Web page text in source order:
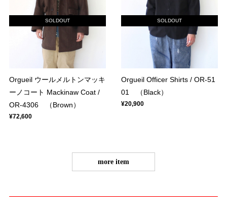
SOLDOUT
Orgueil ウールメルトンマッキ
ーノコート Mackinaw Coat /
OR-4306 （Brown）
¥72,600
SOLDOUT
Orgueil Officer Shirts / OR-51
01 （Black）
¥20,900
more item